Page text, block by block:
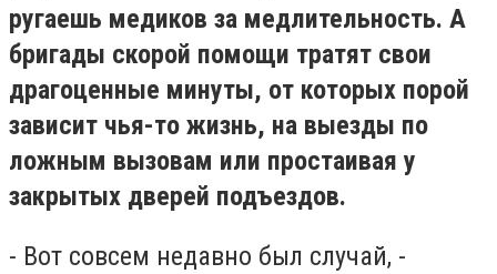
ругаешь медиков за медлительность. А
бригады скорой помощи тратят свои
драгоценные минуты, от которых порой
зависит чья-то жизнь, на выезды по
ложным вызовам или простаивая у
закрытых дверей подъездов.
- Вот совсем недавно был случай, -